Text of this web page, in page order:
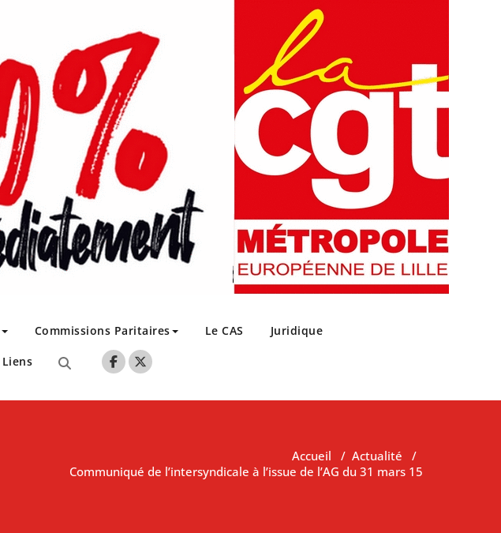
Commissions Paritaires Le CAS Juridique
Liens
Accueil / Actualité /
Communiqué de l’intersyndicale à l’issue de l’AG du 31 mars 15